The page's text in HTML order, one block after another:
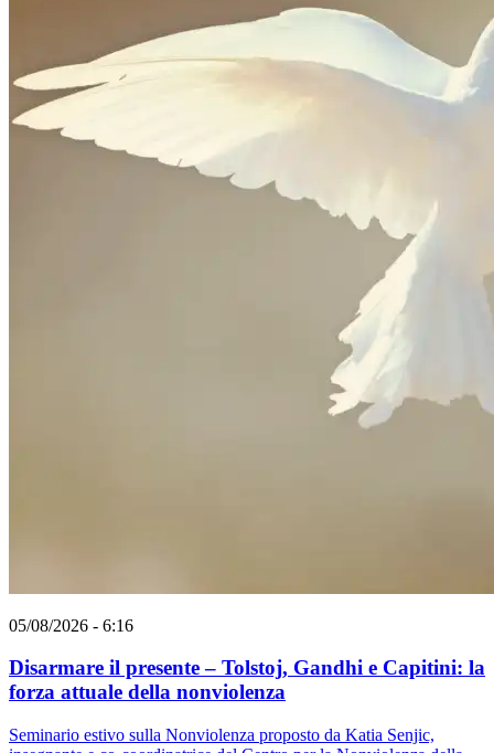
05/08/2026 - 6:16
Disarmare il presente – Tolstoj, Gandhi e Capitini: la
forza attuale della nonviolenza
Seminario estivo sulla Nonviolenza proposto da Katia Senjic,